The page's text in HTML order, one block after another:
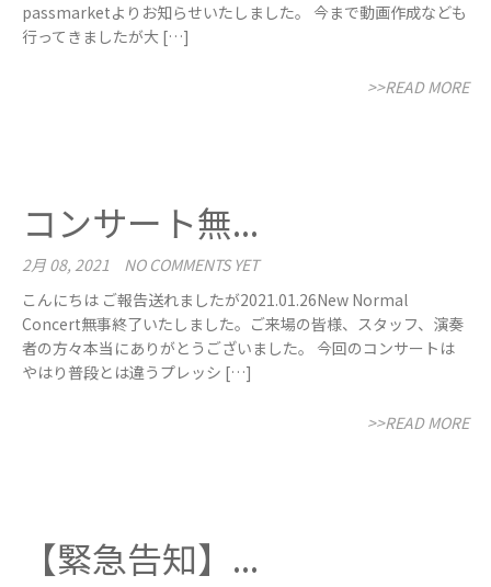
passmarketよりお知らせいたしました。 今まで動画作成なども
行ってきましたが大 […]
>>READ MORE
コンサート無...
2月 08, 2021
NO COMMENTS YET
こんにちは ご報告送れましたが2021.01.26New Normal
Concert無事終了いたしました。ご来場の皆様、スタッフ、演奏
者の方々本当にありがとうございました。 今回のコンサートは
やはり普段とは違うプレッシ […]
>>READ MORE
【緊急告知】...